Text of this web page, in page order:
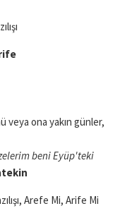
veya ona yakın günler,
beni Eyüp'teki
Arefe Mi, Arife Mi